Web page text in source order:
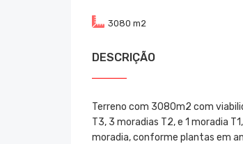
3080 m2
DESCRIÇÃO
Terreno com 3080m2 com
T3, 3 moradias T2, e 1 moradia
moradia, conforme plantas em